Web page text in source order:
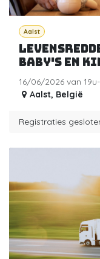
Aalst
baby's en
16/06/2026 van
Aalst, België
Registraties